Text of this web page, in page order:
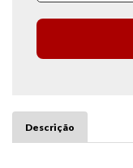
Descrição